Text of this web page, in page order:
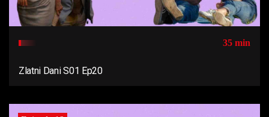
35 min
Zlatni Dani S01 Ep20